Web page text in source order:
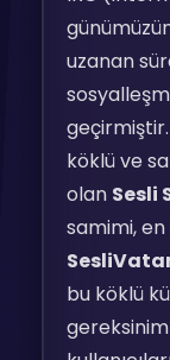
uzanan
köklü ve
olan Sesli
samimi,
bu köklü